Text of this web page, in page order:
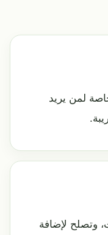
لمن يريد
وتصلح لإضافة